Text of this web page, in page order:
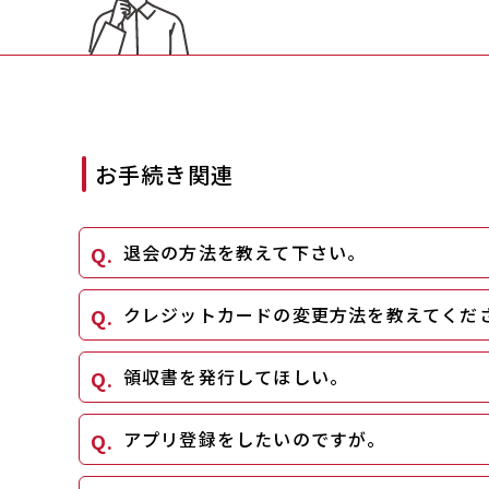
お手続き関連
退会の方法を教えて下さい。
クレジットカードの変更方法を教えてくだ
領収書を発行してほしい。
アプリ登録をしたいのですが。